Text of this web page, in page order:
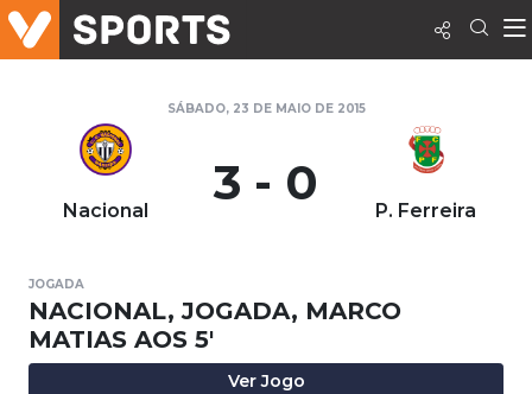
SÁBADO, 23 DE MAIO DE 2015
Nacional 3 - 0 P. Ferreira
JOGADA
NACIONAL, JOGADA, MARCO
MATIAS AOS 5'
Ver Jogo